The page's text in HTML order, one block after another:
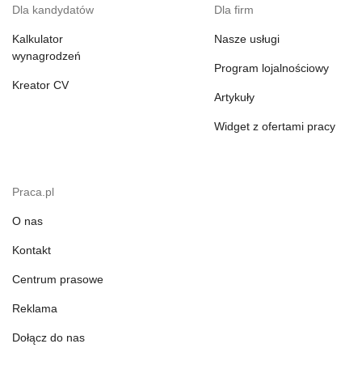
Dla kandydatów
Kalkulator
wynagrodzeń
Kreator CV
Dla firm
Nasze usługi
Program lojalnościowy
Artykuły
Widget z ofertami pracy
Praca.pl
O nas
Kontakt
Centrum prasowe
Reklama
Dołącz do nas